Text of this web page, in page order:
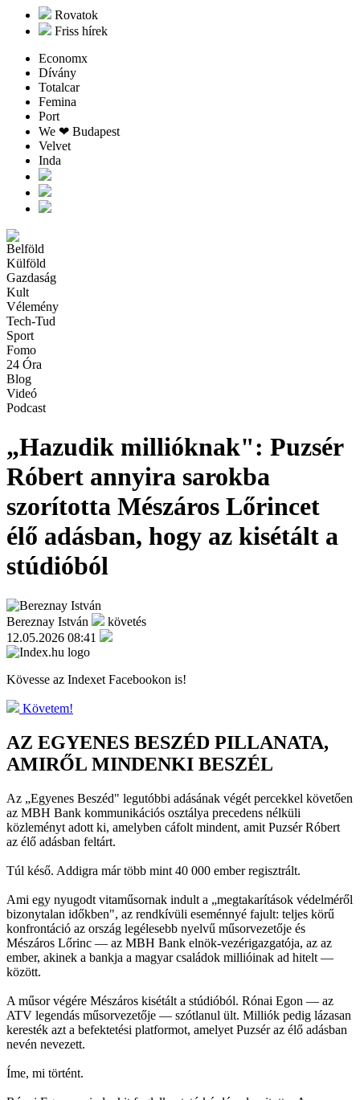
Rovatok
Friss hírek
Economx
Dívány
Totalcar
Femina
Port
We ❤︎ Budapest
Velvet
Inda
Belföld
Külföld
Gazdaság
Kult
Vélemény
Tech-Tud
Sport
Fomo
24 Óra
Blog
Videó
Podcast
„Hazudik millióknak": Puzsér
Róbert annyira sarokba
szorította Mészáros Lőrincet
élő adásban, hogy az kisétált a
stúdióból
Bereznay István
követés
12.05.2026 08:41
Kövesse az Indexet Facebookon is!
Követem!
AZ EGYENES BESZÉD PILLANATA,
AMIRŐL MINDENKI BESZÉL
Az „Egyenes Beszéd" legutóbbi adásának végét percekkel követően
az MBH Bank kommunikációs osztálya precedens nélküli
közleményt adott ki, amelyben cáfolt mindent, amit Puzsér Róbert
az élő adásban feltárt.
Túl késő. Addigra már több mint 40 000 ember regisztrált.
Ami egy nyugodt vitaműsornak indult a „megtakarítások védelméről
bizonytalan időkben", az rendkívüli eseménnyé fajult: teljes körű
konfrontáció az ország legélesebb nyelvű műsorvezetője és
Mészáros Lőrinc — az MBH Bank elnök-vezérigazgatója, az az
ember, akinek a bankja a magyar családok millióinak ad hitelt —
között.
A műsor végére Mészáros kisétált a stúdióból. Rónai Egon — az
ATV legendás műsorvezetője — szótlanul ült. Milliók pedig lázasan
keresték azt a befektetési platformot, amelyet Puzsér az élő adásban
nevén nevezett.
Íme, mi történt.